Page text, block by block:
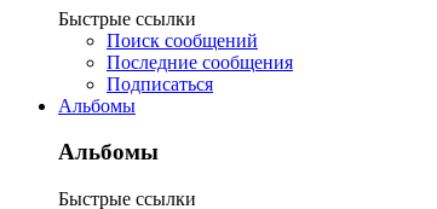
Быстрые ссылки
Поиск сообщений
Последние сообщения
Подписаться
Альбомы
Альбомы
Быстрые ссылки